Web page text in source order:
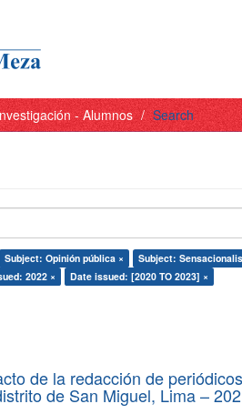
- Alumnos Search
Subject: Opinión pública × Subject:
2022 × Date issued: [2020 TO 2023] ×
de la redacción de
de San Miguel, Lima –